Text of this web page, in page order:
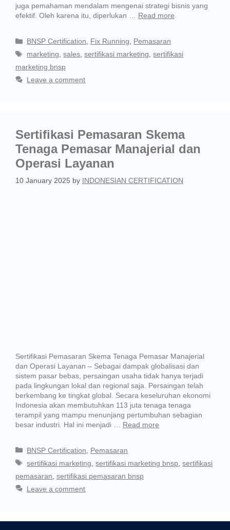
juga pemahaman mendalam mengenai strategi bisnis yang
efektif. Oleh karena itu, diperlukan … Read more
BNSP Certification Fix Running
Pemasaran
marketing ,sales ,sertifikasi marketing ,sertifikasi
marketing bnsp
Leave a comment
Sertifikasi Pemasaran Skema
Tenaga Pemasar Manajerial dan
Operasi Layanan
10 January 2025 by INDONESIAN CERTIFICATION
Sertifikasi Pemasaran Skema Tenaga Pemasar Manajerial
dan Operasi Layanan – Sebagai dampak globalisasi dan
sistem pasar bebas, persaingan usaha tidak hanya terjadi
pada lingkungan lokal dan regional saja. Persaingan telah
berkembang ke tingkat global. Secara keseluruhan ekonomi
Indonesia akan membutuhkan 113 juta tenaga tenaga
terampil yang mampu menunjang pertumbuhan sebagian
besar industri. Hal ini menjadi … Read more
BNSP Certification
Pemasaran
sertifikasi marketing ,sertifikasi marketing bnsp ,sertifikasi
pemasaran sertifikasi pemasaran bnsp
Leave a comment